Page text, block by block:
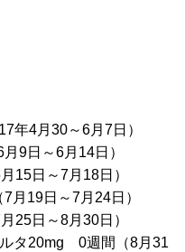
年4月30～6月7日）
9日～6月14日）
15日～7月18日）
月19日～7月24日）
25日～8月30日）
ルタ20mg 0週間（8月31